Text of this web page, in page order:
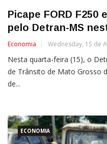
Picape FORD F250
pelo Detran-MS
Economia Wednesday, 15 de
Nesta quarta-feira (15), o
de Trânsito de Mato Grosso
de...
ECONOMIA